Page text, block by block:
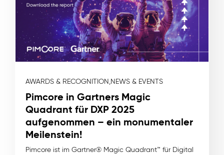
AWARDS & RECOGNITION,NEWS & EVENTS
Pimcore in Gartners Magic
Quadrant für DXP 2025
aufgenommen – ein monumentaler
Meilenstein!
Pimcore ist im Gartner® Magic Quadrant™ für Digital